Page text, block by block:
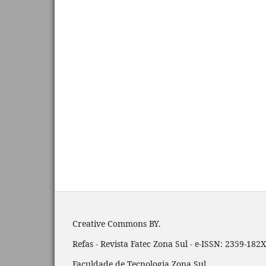
Creative Commons BY.
Refas - Revista Fatec Zona Sul - e-ISSN: 2359-